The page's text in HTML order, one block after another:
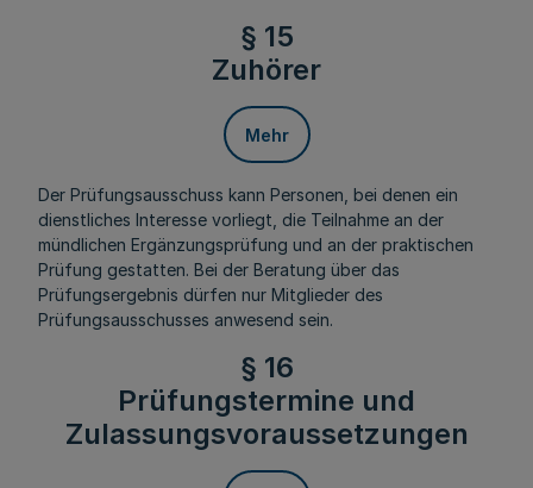
§ 15
Zuhörer
Mehr
Der Prüfungsausschuss kann Personen, bei denen ein
dienstliches Interesse vorliegt, die Teilnahme an der
mündlichen Ergänzungsprüfung und an der praktischen
Prüfung gestatten. Bei der Beratung über das
Prüfungsergebnis dürfen nur Mitglieder des
Prüfungsausschusses anwesend sein.
§ 16
Prüfungstermine und
Zulassungsvoraussetzungen